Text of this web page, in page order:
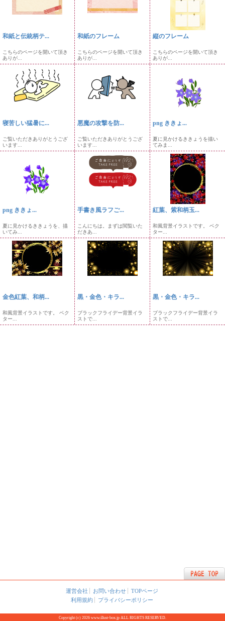
和紙と伝統柄テ...
こちらのページを開いて頂き
ありが...
和紙のフレーム
こちらのページを開いて頂き
ありが...
縦のフレーム
こちらのページを開いて頂き
ありが...
寝苦しい猛暑に...
ご覧いただきありがとうござ
います...
悪魔の攻撃を防...
ご覧いただきありがとうござ
います...
png ききょ...
夏に見かけるききょうを描い
てみま...
png ききょ...
夏に見かけるききょうを、描
いてみ...
手書き風ラフご...
こんにちは。まずは閲覧いた
だきあ...
紅葉、紫和柄玉...
和風背景イラストです。 ベク
ター...
金色紅葉、和柄...
和風背景イラストです。 ベク
ター...
黒・金色・キラ...
ブラックフライデー背景イラ
ストで...
黒・金色・キラ...
ブラックフライデー背景イラ
ストで...
運営会社 お問い合わせ
TOPページ
利用規約
プライバシーポリシー
Copyright (c) 2026 www.illust-box.jp ALL RIGHTS RESERVED.